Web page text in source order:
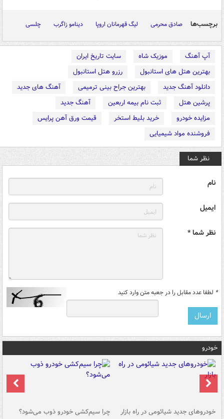
برچسب‌ها صادق محرمی لیگ قهرمانان اروپا دینامو زاگرب چلسی
آپ آهنگ موزیک شاه
سایت تاریخ ایران
بهترین هتل های استانبول
رزرو هتل استانبول
دانلود آهنگ جدید
بهترین جراح بینی ترمیمی
آهنگ های جدید
پرشین هتل
ثبت نام بیمه اربعین
آهنگ جدید
مزایده خودرو
خرید بلیط استخر
قیمت ورق آهن پرایس
فروشنده مواد شیمیایی
نظر شما
نام
ایمیل
نظر شما *
* لطفا عدد مقابل را در جعبه متن وارد کنید
خودرو
خودروهای جدید شیائومی در راه بازار چرا سیم‌کشی خودرو ذوب می‌شود؟